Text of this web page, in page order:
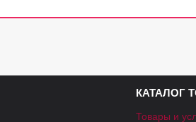
КАТАЛОГ
Товары и